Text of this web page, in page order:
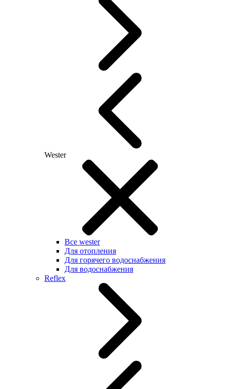
Wester
Все wester
Для отопления
Для горячего водоснабжения
Для водоснабжения
Reflex